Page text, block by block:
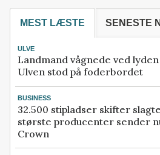
MEST LÆSTE SENESTE
ULVE
Landmand vågnede ved
Ulven stod på foderbordet
BUSINESS
32.500 stipladser skifter
største producenter sender
Crown